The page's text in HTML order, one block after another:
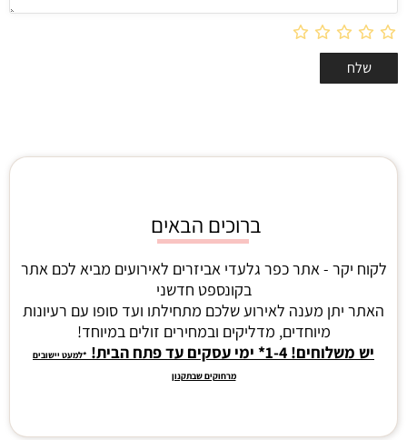
ברוכים הבאים
לקוח יקר - אתר כפר גלעדי אביזרים לאירועים מביא לכם אתר
בקונספט חדשני
האתר יתן מענה לאירוע שלכם מתחילתו ועד סופו עם רעיונות
מיוחדים, מדליקים ובמחירים זולים במיוחד!
יש משלוחים! 1-4* ימי עסקים עד פתח הבית!
*למעט יישובים
מרחוקים שבתקנון